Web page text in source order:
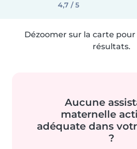
4,7 / 5
Dézoomer sur la carte
résultats.
Aucune
maternelle
adéquate dans
?